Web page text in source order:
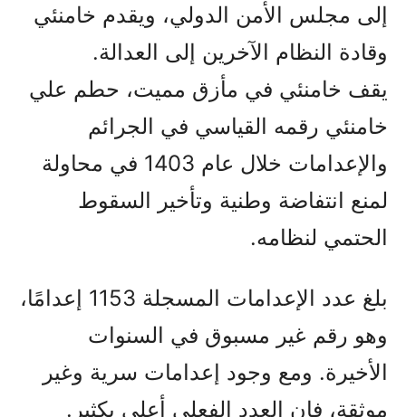
إلى مجلس الأمن الدولي، ويقدم خامنئي
وقادة النظام الآخرين إلى العدالة.
يقف خامنئي في مأزق مميت، حطم علي
خامنئي رقمه القياسي في الجرائم
والإعدامات خلال عام 1403 في محاولة
لمنع انتفاضة وطنية وتأخير السقوط
الحتمي لنظامه.
بلغ عدد الإعدامات المسجلة 1153 إعدامًا،
وهو رقم غير مسبوق في السنوات
الأخيرة. ومع وجود إعدامات سرية وغير
موثقة، فإن العدد الفعلي أعلى بكثير.